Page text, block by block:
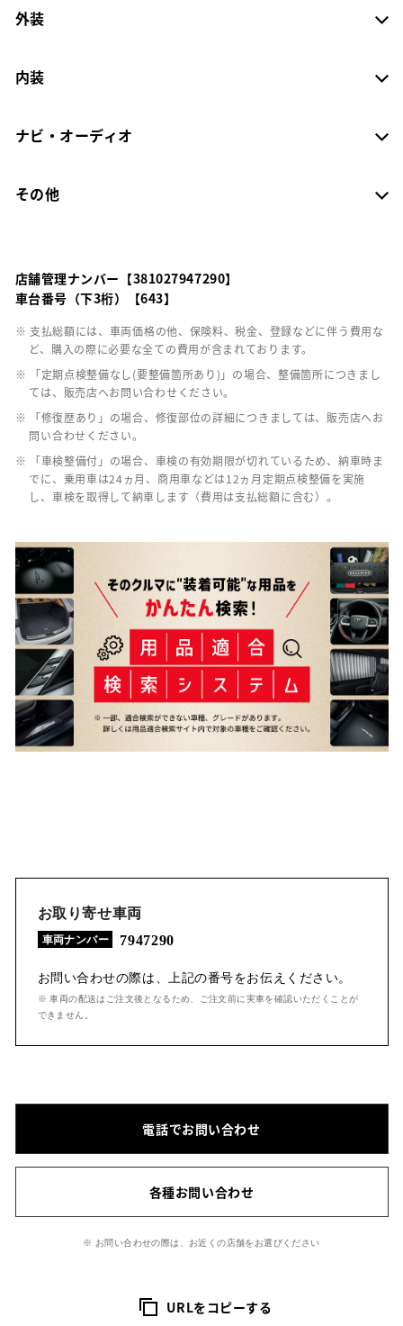
外装
内装
ナビ・オーディオ
その他
店舗管理ナンバー【381027947290】
車台番号（下3桁）【643】
※ 支払総額には、車両価格の他、保険料、税金、登録などに伴う費用な
ど、購入の際に必要な全ての費用が含まれております。
※ 「定期点検整備なし(要整備箇所あり)」の場合、整備箇所につきまし
ては、販売店へお問い合わせください。
※ 「修復歴あり」の場合、修復部位の詳細につきましては、販売店へお
問い合わせください。
※ 「車検整備付」の場合、車検の有効期限が切れているため、納車時ま
でに、乗用車は24ヵ月、商用車などは12ヵ月定期点検整備を実施
し、車検を取得して納車します（費用は支払総額に含む）。
お取り寄せ車両
車両ナンバー 7947290
お問い合わせの際は、上記の番号をお伝えください。
※ 車両の配送はご注文後となるため、ご注文前に実車を確認いただくことが
できません。
電話でお問い合わせ
各種お問い合わせ
※ お問い合わせの際は、お近くの店舗をお選びください
URLをコピーする